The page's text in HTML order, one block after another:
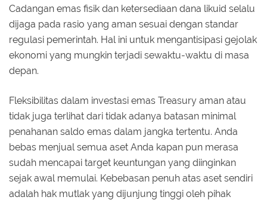
Cadangan emas fisik dan ketersediaan dana likuid selalu
dijaga pada rasio yang aman sesuai dengan standar
regulasi pemerintah. Hal ini untuk mengantisipasi gejolak
ekonomi yang mungkin terjadi sewaktu-waktu di masa
depan.
Fleksibilitas dalam investasi emas Treasury aman atau
tidak juga terlihat dari tidak adanya batasan minimal
penahanan saldo emas dalam jangka tertentu. Anda
bebas menjual semua aset Anda kapan pun merasa
sudah mencapai target keuntungan yang diinginkan
sejak awal memulai. Kebebasan penuh atas aset sendiri
adalah hak mutlak yang dijunjung tinggi oleh pihak